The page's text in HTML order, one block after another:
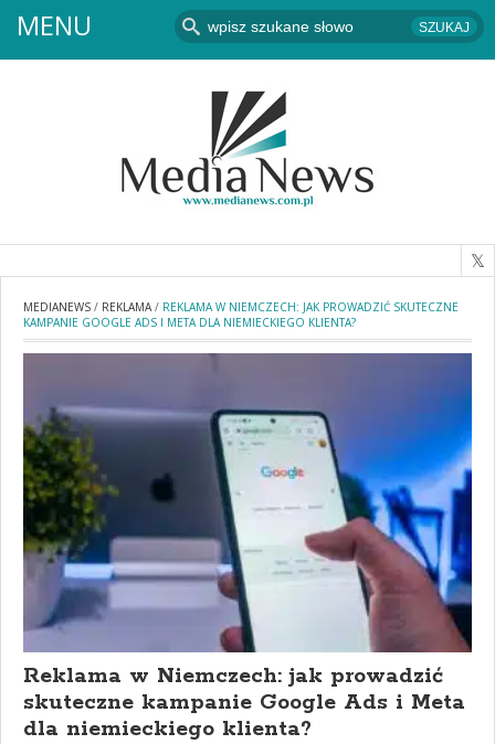
MENU
MEDIANEWS / REKLAMA/ REKLAMA W NIEMCZECH: JAK PROWADZIĆ SKUTECZNE
KAMPANIE GOOGLE ADS I META DLA NIEMIECKIEGO KLIENTA?
Reklama w Niemczech: jak prowadzić
skuteczne kampanie Google Ads i Meta
dla niemieckiego klienta?